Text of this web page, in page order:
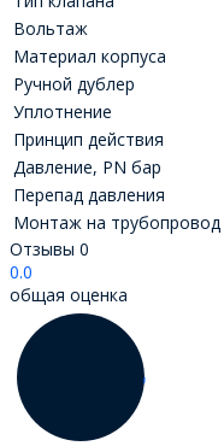
Вольтаж
Материал корпуса
Ручной дублер
Уплотнение
Принцип действия
Давление, PN бар
Перепад давления
Монтаж на трубопровод
Отзывы 0
0.0
общая оценка